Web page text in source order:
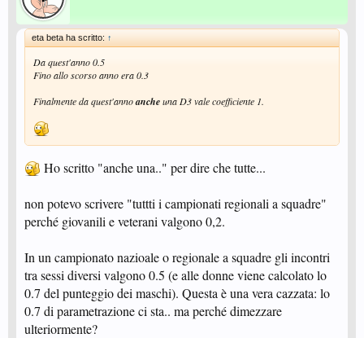
eta beta ha scritto: ↑
Da quest'anno 0.5
Fino allo scorso anno era 0.3
Finalmente da quest'annoancheuna D3 vale coefficiente 1.
Ho scritto "anche una.." per dire che tutte...
non potevo scrivere "tuttti i campionati regionali a squadre"
perché giovanili e veterani valgono 0,2.
In un campionato nazioale o regionale a squadre gli incontri
tra sessi diversi valgono 0.5 (e alle donne viene calcolato lo
0.7 del punteggio dei maschi). Questa è una vera cazzata: lo
0.7 di parametrazione ci sta.. ma perché dimezzare
ulteriormente?